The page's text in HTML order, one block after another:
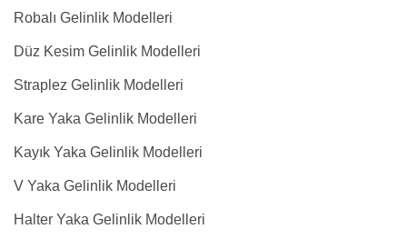
Robalı Gelinlik Modelleri
Düz Kesim Gelinlik Modelleri
Straplez Gelinlik Modelleri
Kare Yaka Gelinlik Modelleri
Kayık Yaka Gelinlik Modelleri
V Yaka Gelinlik Modelleri
Halter Yaka Gelinlik Modelleri